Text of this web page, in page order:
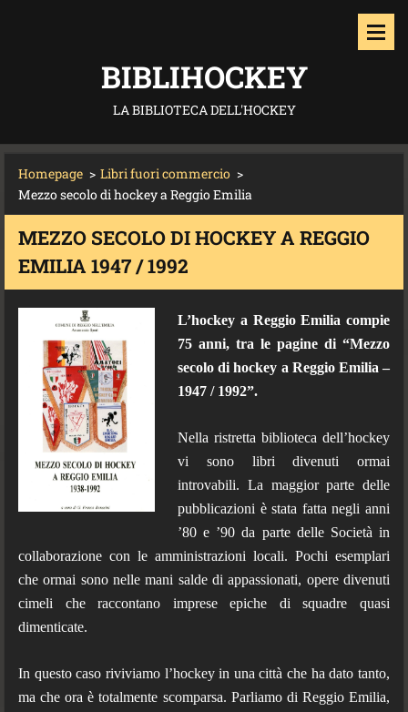
BIBLIHOCKEY
LA BIBLIOTECA DELL'HOCKEY
Homepage > Libri fuori commercio >
Mezzo secolo di hockey a Reggio Emilia
MEZZO SECOLO DI HOCKEY A REGGIO
EMILIA 1947 / 1992
L’hockey a Reggio Emilia compie
75 anni, tra le pagine di “Mezzo
secolo di hockey a Reggio Emilia –
1947 / 1992”.
Nella ristretta biblioteca dell’hockey
vi sono libri divenuti ormai
introvabili. La maggior parte delle
pubblicazioni è stata fatta negli anni
’80 e ’90 da parte delle Società in
collaborazione con le amministrazioni locali. Pochi esemplari
che ormai sono nelle mani salde di appassionati, opere divenuti
cimeli che raccontano imprese epiche di squadre quasi
dimenticate.
In questo caso riviviamo l’hockey in una città che ha dato tanto,
ma che ora è totalmente scomparsa. Parliamo di Reggio Emilia,